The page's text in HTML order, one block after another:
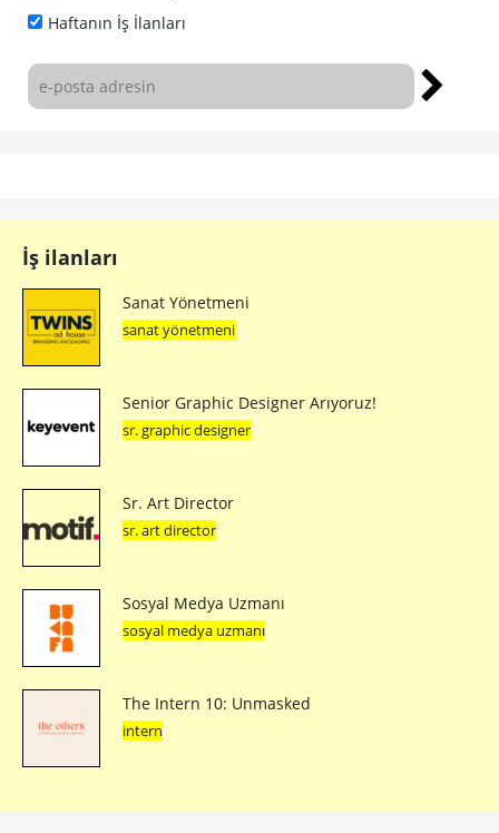
Haftanın İş İlanları
İş ilanları
Sanat Yönetmeni
sanat yönetmeni
Senior Graphic Designer Arıyoruz!
sr. graphic designer
Sr. Art Director
sr. art director
Sosyal Medya Uzmanı
sosyal medya uzmanı
The Intern 10: Unmasked
intern